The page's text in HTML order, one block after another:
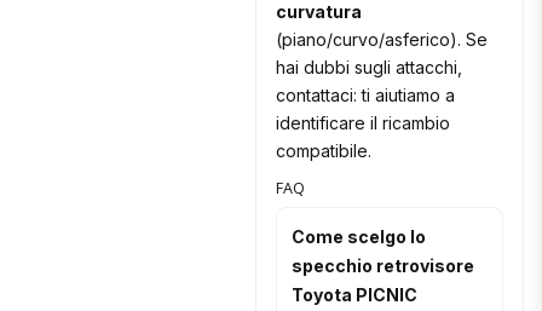
curvatura
(piano/curvo/asferico). Se
hai dubbi sugli attacchi,
contattaci: ti aiutiamo a
identificare il ricambio
compatibile.
FAQ
Come scelgo lo
specchio retrovisore
Toyota PICNIC